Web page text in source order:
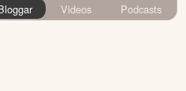
Videos Podcasts